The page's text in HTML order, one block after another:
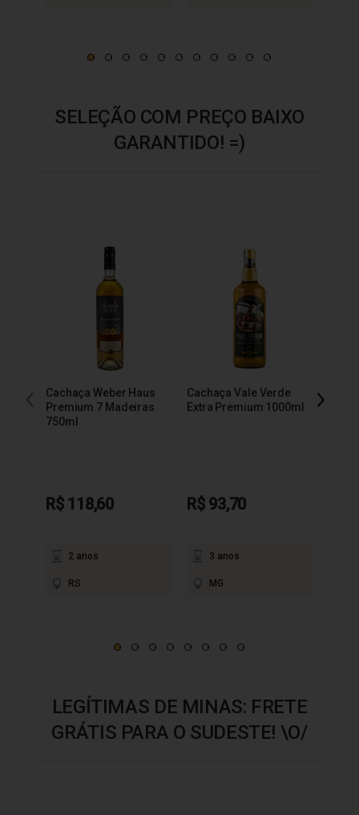
SELEÇÃO COM PREÇO BAIXO
GARANTIDO! =)
Cachaça Weber Haus
Premium 7 Madeiras
750ml
R$ 118,60
2 anos
RS
Cachaça Vale Verde
Extra Premium 1000ml
R$ 93,70
3 anos
MG
LEGÍTIMAS DE MINAS: FRETE
GRÁTIS PARA O SUDESTE! \O/